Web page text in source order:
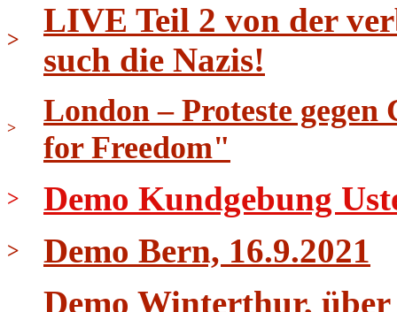
>
LIVE Teil 2 von der
such die Nazis!
>
London – Proteste
for Freedom"
> Demo Kundgebung
> Demo Bern, 16.9.2021
Demo Winterthur,